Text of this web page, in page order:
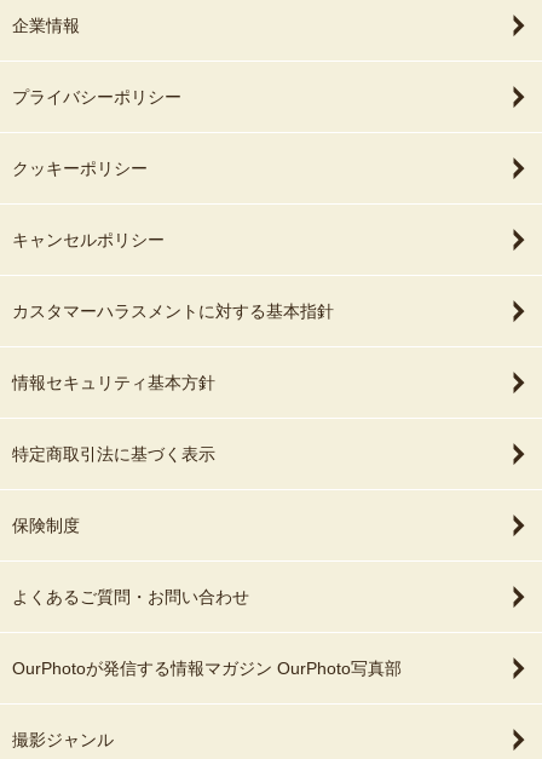
企業情報
プライバシーポリシー
クッキーポリシー
キャンセルポリシー
カスタマーハラスメントに対する基本指針
情報セキュリティ基本方針
特定商取引法に基づく表示
保険制度
よくあるご質問・お問い合わせ
OurPhotoが発信する情報マガジン OurPhoto写真部
撮影ジャンル